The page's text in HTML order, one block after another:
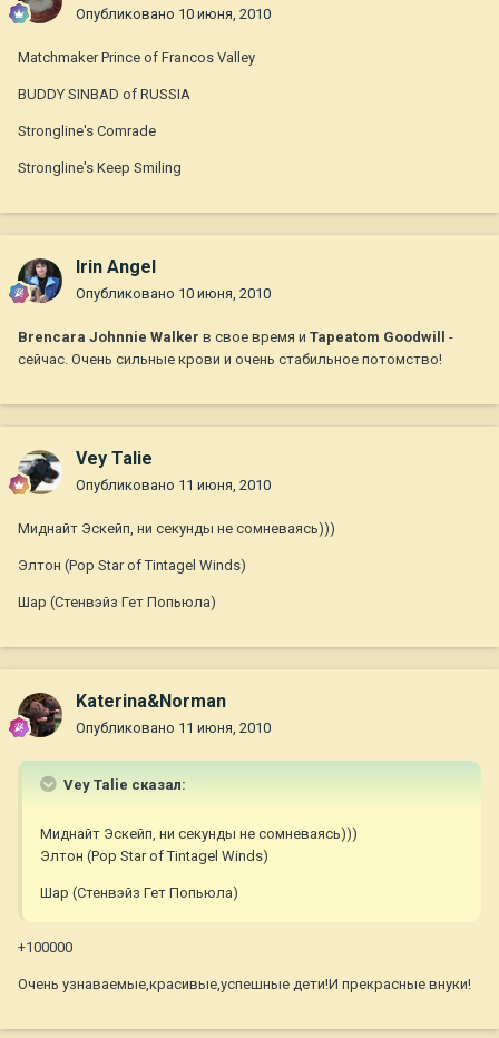
Опубликовано 10 июня, 2010
Matchmaker Prince of Francos Valley
BUDDY SINBAD of RUSSIA
Strongline's Comrade
Strongline's Keep Smiling
Irin Angel
Опубликовано 10 июня, 2010
Brencara Johnnie Walker в свое время и Tapeatom Goodwill
-
сейчас. Очень сильные крови и очень стабильное потомство!
Vey Talie
Опубликовано 11 июня, 2010
Миднайт Эскейп, ни секунды не сомневаясь)))
Элтон (Pop Star of Tintagel Winds)
Шар (Стенвэйз Гет Попьюла)
Katerina&Norman
Опубликовано 11 июня, 2010
Vey Talie сказал:
Миднайт Эскейп, ни секунды не сомневаясь)))
Элтон (Pop Star of Tintagel Winds)
Шар (Стенвэйз Гет Попьюла)
+100000
Очень узнаваемые,красивые,успешные дети!И прекрасные внуки!